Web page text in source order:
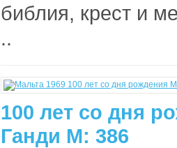
библия, крест и
..
100 лет со дня
Ганди М: 386